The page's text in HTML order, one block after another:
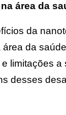
área da
da
da
limitações a
desses